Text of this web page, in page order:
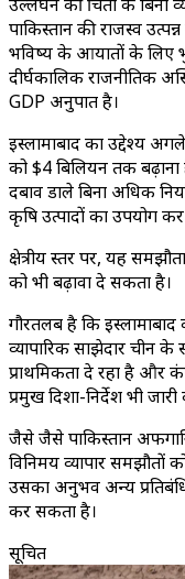
पाकिस्तान की राजस्व
भविष्य के आयातों के लिए
दीर्घकालिक राजनीतिक
GDP अनुपात है।
इस्लामाबाद का उद्देश्य
को $4 बिलियन तक
दबाव डाले बिना अधिक
कृषि उत्पादों का उपयोग
क्षेत्रीय स्तर पर, यह
को भी बढ़ावा दे सकता है।
गौरतलब है कि
व्यापारिक साझेदार चीन
प्राथमिकता दे रहा है और
प्रमुख दिशा-निर्देश भी
जैसे जैसे पाकिस्तान
विनिमय व्यापार समझौतों
उसका अनुभव अन्य
कर सकता है।
सूचित